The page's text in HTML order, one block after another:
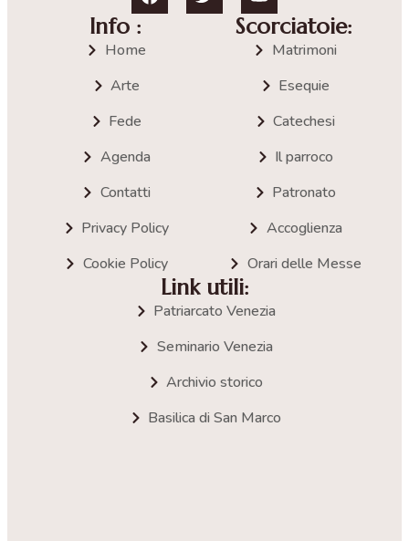
Info :
Home
Arte
Fede
Agenda
Contatti
Privacy Policy
Cookie Policy
Scorciatoie:
Matrimoni
Esequie
Catechesi
Il parroco
Patronato
Accoglienza
Orari delle Messe
Link utili:
Patriarcato Venezia
Seminario Venezia
Archivio storico
Basilica di San Marco